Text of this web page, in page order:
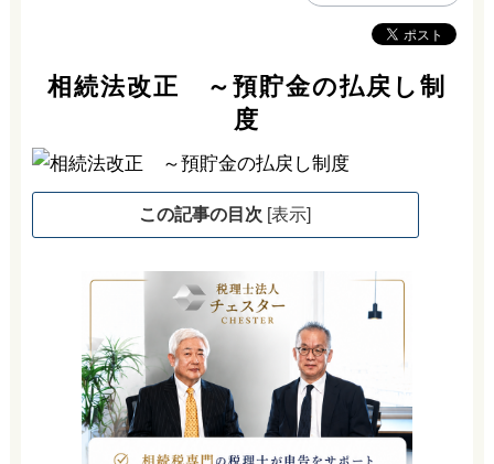
相続法改正 ～預貯金の払戻し制
度
この記事の目次 [表示]